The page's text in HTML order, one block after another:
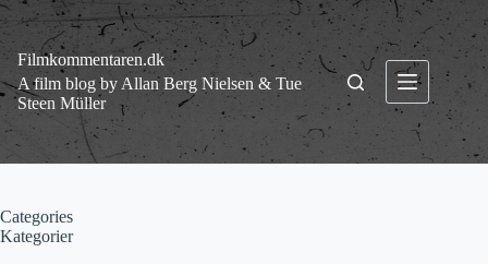
Fortsæt
indhold
Filmkommentaren.dk
A film blog by Allan Berg Nielsen & Tue
Steen Müller
Categories
Kategorier